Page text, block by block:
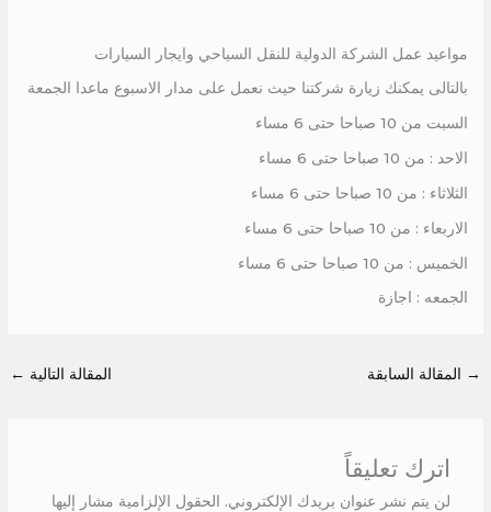
مواعيد عمل الشركة الدولية للنقل السياحي وايجار السيارات
بالتالى يمكنك زيارة شركتنا حيث نعمل على مدار الاسبوع ماعدا الجمعة
السبت من 10 صباحا حتى 6 مساء
الاحد : من 10 صباحا حتى 6 مساء
الثلاثاء : من 10 صباحا حتى 6 مساء
الاربعاء : من 10 صباحا حتى 6 مساء
الخميس : من 10 صباحا حتى 6 مساء
الجمعه : اجازة
→ المقالة السابقة المقالة التالية ←
اترك تعليقاً
لن يتم نشر عنوان بريدك الإلكتروني. الحقول الإلزامية مشار إليها